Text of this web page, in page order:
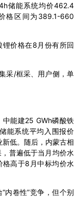
储能系统均价462.4
格区间为389.1-660
价格在8月份有所回
采/框采、用户侧，单
能建25 GWh磷酸铁
能系统平均入围报价
低。随后，内蒙古相
普遍低于当月均价水
格高于8月中标均价水
内卷性”竞争，但个别